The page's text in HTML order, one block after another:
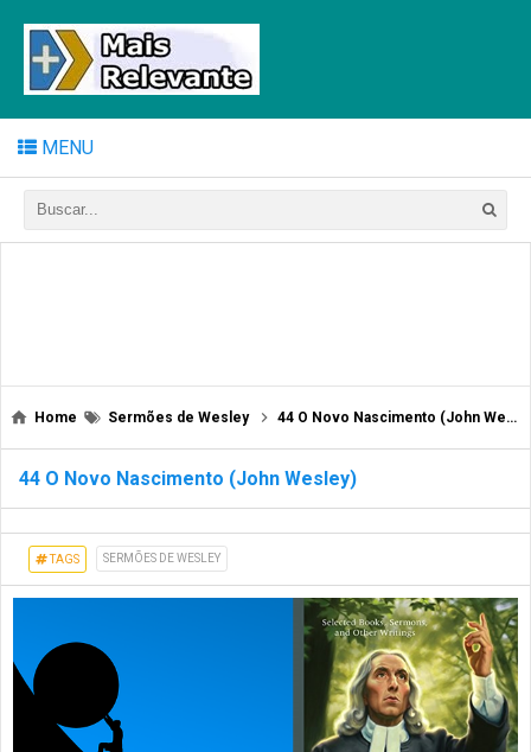
MENU
Home Sermões de Wesley 44 O Novo Nascimento (John Wesley)
44 O Novo Nascimento (John Wesley)
TAGS SERMÕES DE WESLEY